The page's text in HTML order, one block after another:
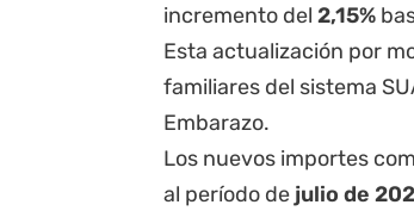
incremento del 2,15%
Esta actualización por
familiares del sistema
Embarazo.
Los nuevos importes
al período de julio de